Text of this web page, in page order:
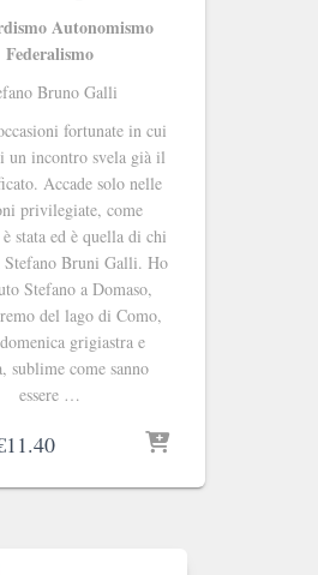
Autonomismo
Federalismo
Bruno Galli
fortunate in cui
un incontro svela già il
Accade solo nelle
privilegiate, come
è stata ed è quella di chi
Stefano Bruni Galli. Ho
Stefano a Domaso,
del lago di Como,
grigiastra e
sublime come sanno
essere …
11.40Il
attuale